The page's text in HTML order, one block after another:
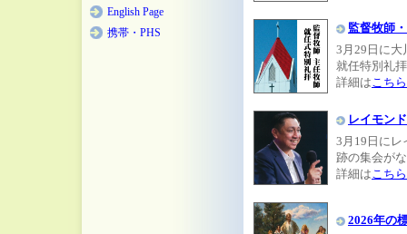
English Page
携帯・PHS
監督牧師
3月29日に大
就任特別礼
詳細はこちら
レイモン
3月19日にレ
跡の集会が
詳細はこちら
2026年の